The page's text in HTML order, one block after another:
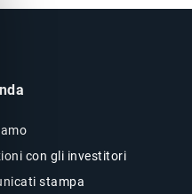
con gli investitori
stampa